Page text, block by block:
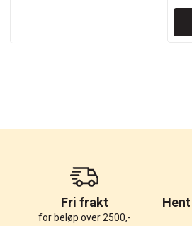
Fri frakt
for beløp over 2500,-